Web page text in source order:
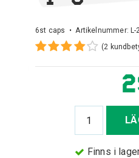
6st caps • Artikelnummer:
(2
Finns i